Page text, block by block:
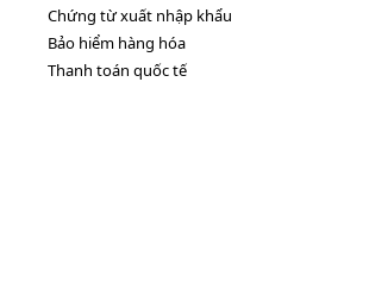
Chứng từ xuất nhập khẩu
Bảo hiểm hàng hóa
Thanh toán quốc tế